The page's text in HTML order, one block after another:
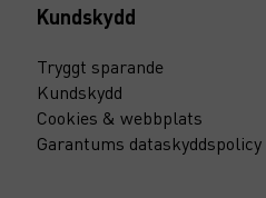
Kundskydd
Tryggt sparande
Kundskydd
Cookies & webbplats
Garantums dataskyddspolicy